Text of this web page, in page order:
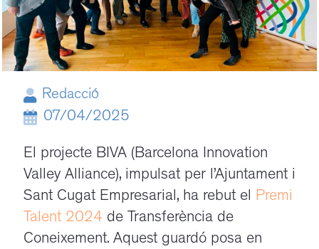
Redacció
07/04/2025
El projecte BIVA (Barcelona Innovation
Valley Alliance), impulsat per l’Ajuntament i
Sant Cugat Empresarial, ha rebut el Premi
Talent 2024 de Transferència de
Coneixement. Aquest guardó posa en